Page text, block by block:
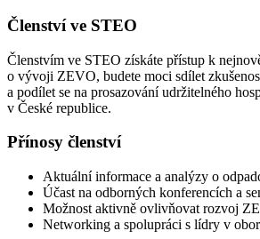
Členství ve STEO
Členstvím ve STEO získáte přístup k
o vývoji ZEVO, budete moci sdílet
a podílet se na prosazování udržitelného
v České republice.
Přínosy členství
Aktuální informace a analýzy o
Účast na odborných konferencích a
Možnost aktivně ovlivňovat rozvoj
Networking a spolupráci s lídry v